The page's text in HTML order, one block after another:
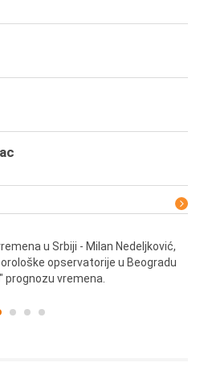
u Srbiji - Milan Nedeljković,
opservatorije u Beogradu
prognozu vremena.